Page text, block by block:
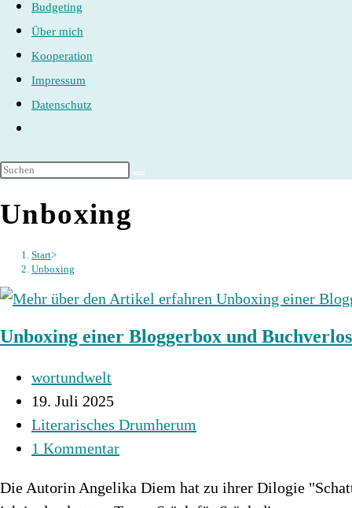
Budgeting
Über mich
Kooperation
Impressum
Datenschutz
umschalten
Unboxing
Start>
Unboxing
Unboxing einer Bloggerbox und
Beitrags-
Autor:
wortundwelt
Beitrag
veröffentlicht:
19. Juli 2025
Beitrags-
Kategorie:
Literarisches Drumherum
Beitrags-
1 Kommentar
Die Autorin Angelika Diem hat zu ihrer Dilogie